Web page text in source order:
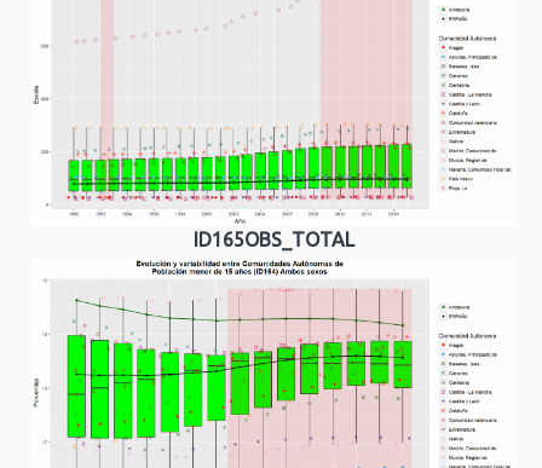
ID165OBS_TOTAL